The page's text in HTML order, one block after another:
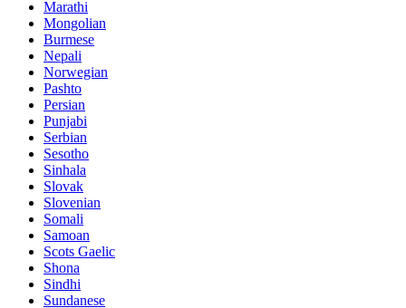
Marathi
Mongolian
Burmese
Nepali
Norwegian
Pashto
Persian
Punjabi
Serbian
Sesotho
Sinhala
Slovak
Slovenian
Somali
Samoan
Scots Gaelic
Shona
Sindhi
Sundanese